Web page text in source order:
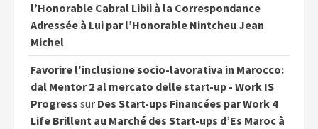
l’Honorable Cabral Libii à la Correspondance
Adressée à Lui par l’Honorable Nintcheu Jean
Michel
Favorire l'inclusione socio-lavorativa in Marocco:
dal Mentor 2 al mercato delle start-up - Work IS
Progress sur Des Start-ups Financées par Work 4
Life Brillent au Marché des Start-ups d’Es Maroc à